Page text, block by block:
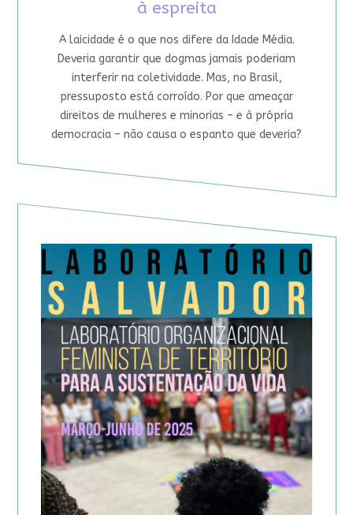
à espreita
A laicidade é o que nos difere da Idade Média.
Deveria garantir que dogmas jamais poderiam
interferir na coletividade. Mas, no Brasil,
pressuposto está corroído. Por que ameaçar
direitos de mulheres e minorias – e à própria
democracia – não causa o espanto que deveria?